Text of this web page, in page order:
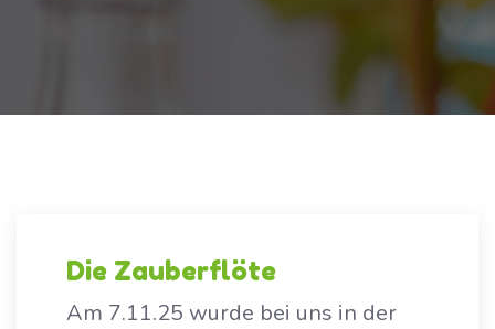
Die Zauberflöte
Am 7.11.25 wurde bei uns in der